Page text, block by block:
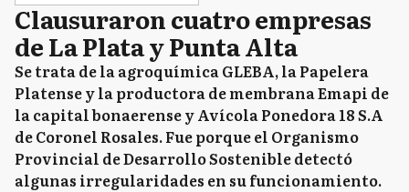
Clausuraron cuatro empresas
de La Plata y Punta Alta
Se trata de la agroquímica GLEBA, la Papelera
Platense y la productora de membrana Emapi de
la capital bonaerense y Avícola Ponedora 18 S.A
de Coronel Rosales. Fue porque el Organismo
Provincial de Desarrollo Sostenible detectó
algunas irregularidades en su funcionamiento.